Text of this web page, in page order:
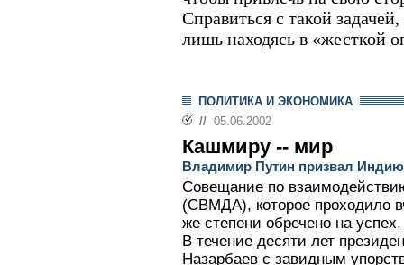
Справиться с такой
лишь находясь в «жесткой
ПОЛИТИКА И ЭКОНОМИКА
// 05.06.2002
Кашмиру -- мир
Владимир Путин призвал
Совещание по
(СВМДА), которое проходило
же степени обречено на
В течение десяти лет
Назарбаев с завидным